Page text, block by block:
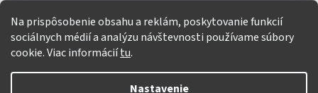
Na prispôsobenie obsahu a reklám, poskytovanie funkcií
sociálnych médií a analýzu návštevnosti používame súbory
cookie. Viac informáciítu.
Nastavenie
Tvorba eshopu a SEO optimalizácia